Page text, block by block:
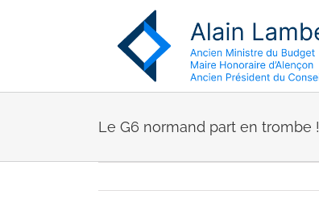
Le G6 normand part en trombe !